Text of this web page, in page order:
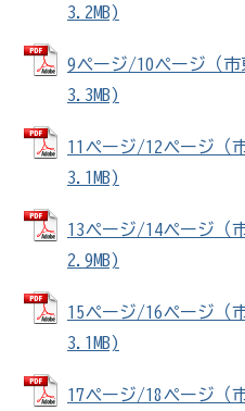
3.2MB)
9ページ/10ページ（
3.3MB)
11ページ/12ページ（
3.1MB)
13ページ/14ページ（
2.9MB)
15ページ/16ページ（
3.1MB)
17ページ/18ページ（